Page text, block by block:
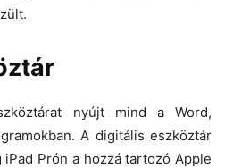
nyújt mind a Word,
A digitális eszköztár
Prón a hozzá tartozó Apple